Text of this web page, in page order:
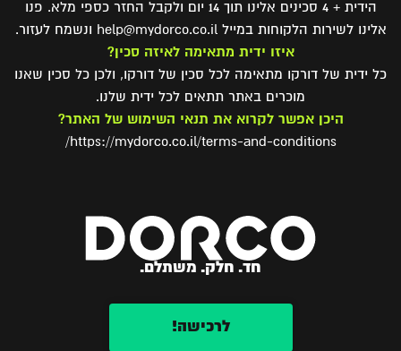
הידית + 4 סכינים אלינו תוך 14 יום ולקבל החזר כספי מלא. פנו
אלינו לשירות הלקוחות במייל help@mydorco.co.il ונשמח לעזור.
איזו ידית מתאימה לאיזה סכין?
כל ידית של דורקו מתאימה לכל סכין של דורקו, ולכן כל סכין שאנו
מוכרים באתר תתאים לכל ידית שלנו.
היכן אפשר לקרוא את תנאי השימוש של האתר?
https://mydorco.co.il/terms-and-conditions/
חד. חלק. משתלם.
לרכישה!